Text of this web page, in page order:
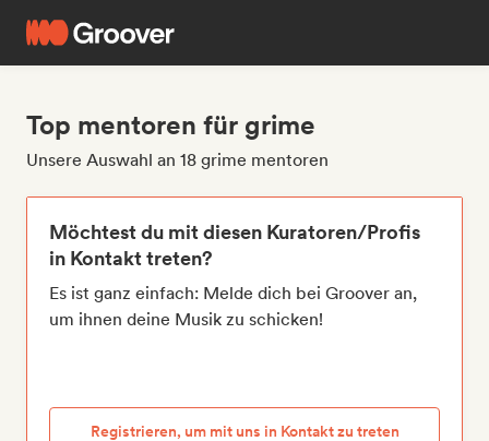
Top mentoren für grime
Unsere Auswahl an 18 grime mentoren
Möchtest du mit diesen Kuratoren/Profis
in Kontakt treten?
Es ist ganz einfach: Melde dich bei Groover an,
um ihnen deine Musik zu schicken!
Registrieren, um mit uns in Kontakt zu treten